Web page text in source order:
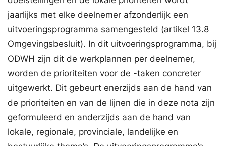
jaarlijks met elke deelnemer afzonderlijk een
uitvoeringsprogramma samengesteld (artikel 13.8
Omgevingsbesluit). In dit uitvoeringsprogramma, bij
ODWH zijn dit de werkplannen per deelnemer,
worden de prioriteiten voor de -taken concreter
uitgewerkt. Dit gebeurt enerzijds aan de hand van
de prioriteiten en van de lijnen die in deze nota zijn
geformuleerd en anderzijds aan de hand van
lokale, regionale, provinciale, landelijke en